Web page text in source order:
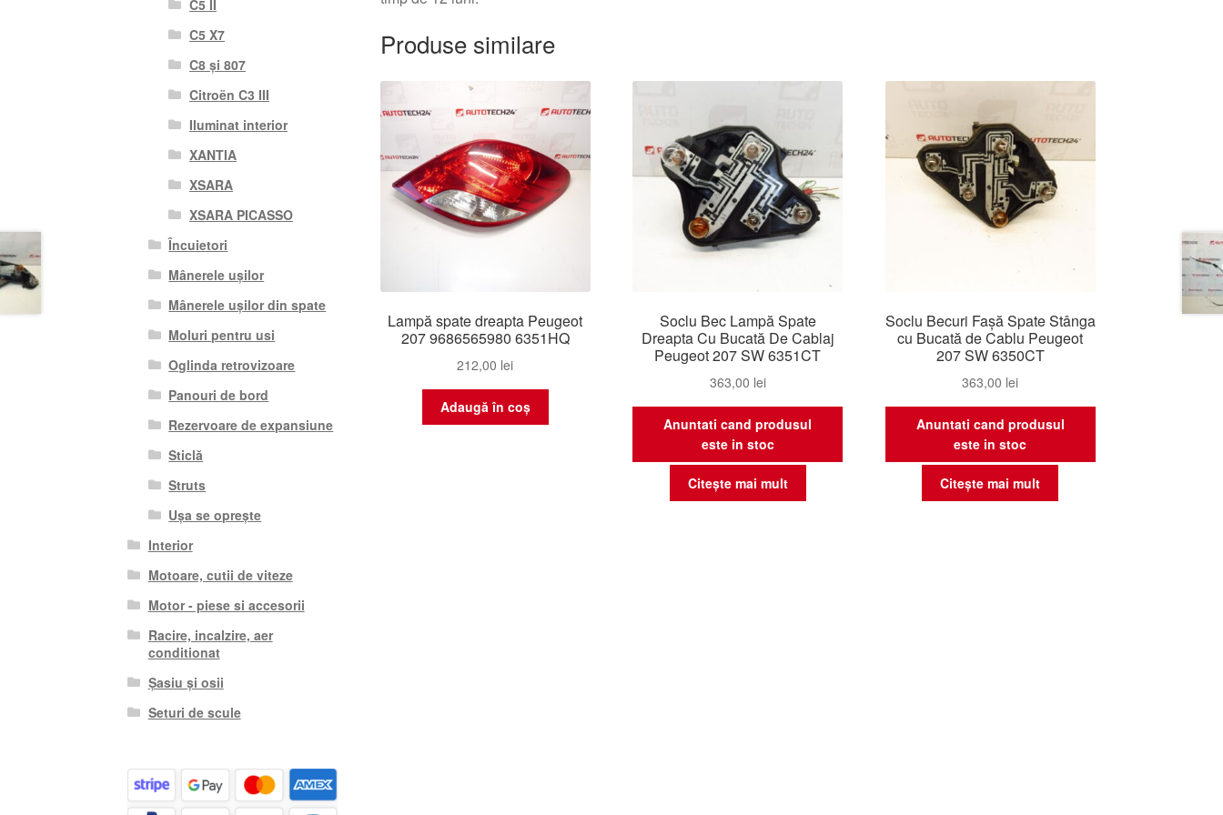
Produse similare
Lampă spate dreapta Peugeot
207 9686565980 6351HQ
212,00 lei
Adaugă în coș
Soclu Bec Lampă Spate
Dreapta Cu Bucată De Cablaj
Peugeot 207 SW 6351CT
363,00 lei
Anuntati cand produsul
este in stoc
Citește mai mult
Soclu Becuri Fașă Spate Stânga
cu Bucată de Cablu Peugeot
207 SW 6350CT
363,00 lei
Anuntati cand produsul
este in stoc
Citește mai mult
C5 II
C5 X7
C8 și 807
Citroën C3 III
Iluminat interior
XANTIA
XSARA
XSARA PICASSO
Încuietori
Mânerele ușilor
Mânerele ușilor din spate
Moluri pentru usi
Oglinda retrovizoare
Panouri de bord
Rezervoare de expansiune
Sticlă
Struts
Ușa se oprește
Interior
Motoare, cutii de viteze
Motor - piese si accesorii
Racire, incalzire, aer
conditionat
Șasiu și osii
Seturi de scule